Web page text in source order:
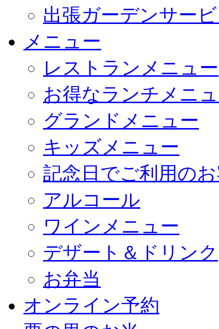
出張ガーデンサー
メニュー
レストランメニュー
お得なランチメニ
グランドメニュー
キッズメニュー
記念日でご利用の
アルコール
ワインメニュー
デザート＆ドリンク
お弁当
オンライン予約